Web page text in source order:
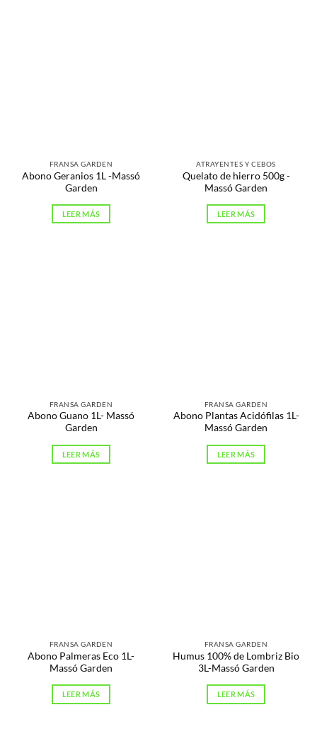
FRANSA GARDEN
Abono Geranios 1L -Massó
Garden
LEER MÁS
ATRAYENTES Y CEBOS
Quelato de hierro 500g -
Massó Garden
LEER MÁS
FRANSA GARDEN
Abono Guano 1L- Massó
Garden
LEER MÁS
FRANSA GARDEN
Abono Plantas Acidófilas 1L-
Massó Garden
LEER MÁS
FRANSA GARDEN
Abono Palmeras Eco 1L-
Massó Garden
LEER MÁS
FRANSA GARDEN
Humus 100% de Lombriz Bio
3L-Massó Garden
LEER MÁS